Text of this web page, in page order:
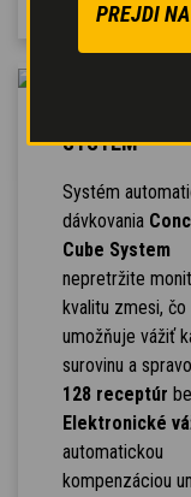
PREJDI
SYSTEM
Systém
dávkovania
Cube System
nepretržite
kvalitu zmesi, čo
umožňuje vážiť
surovinu a
128 receptúr
Elektronické
automatickou
kompenzáciou